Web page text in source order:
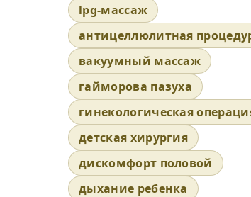
lpg-массаж
антицеллюлитная
вакуумный массаж
гайморова пазуха
гинекологическая
детская хирургия
дискомфорт половой
дыхание ребенка